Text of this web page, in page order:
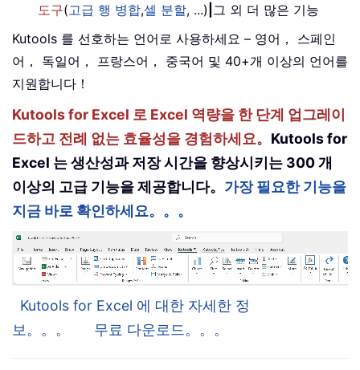
도구(고급 행 병합,셀 분할, ...) 그 외 더 많은 기능
Kutools 를 선호하는 언어로 사용하세요 – 영어， 스페인
어， 독일어， 프랑스어， 중국어 및 40+개 이상의 언어를
지원합니다！
Kutools for Excel 로 Excel 역량을 한 단계 업그레이
드하고 전례 없는 효율성을 경험하세요。 Kutools for
Excel 는 생산성과 저장 시간을 향상시키는 300 개
이상의 고급 기능을 제공합니다。 가장 필요한 기능을
지금 바로 확인하세요。。。
Kutools for Excel 에 대한 자세한 정
보。。。
무료 다운로드。。。